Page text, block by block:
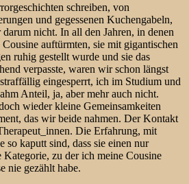
schreiben, von
und gegessenen Kuchengabeln,
nicht. In all den Jahren, in denen
auftürmten, sie mit gigantischen
ruhig gestellt wurde und sie das
verpasste, waren wir schon längst
eingesperrt, ich im Studium und
Anteil, ja, aber mehr auch nicht.
wieder kleine Gemeinsamkeiten
das wir beide nahmen. Der Kontakt
Die Erfahrung, mit
so kaputt sind, dass sie einen nur
zu der ich meine Cousine
nie gezählt habe.